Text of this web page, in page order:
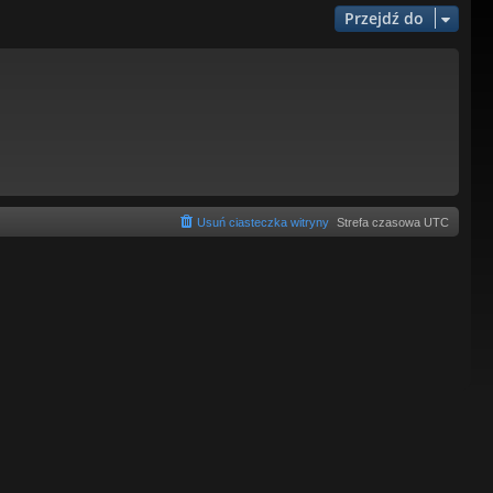
Przejdź do
Strefa czasowa UTC
Usuń ciasteczka witryny